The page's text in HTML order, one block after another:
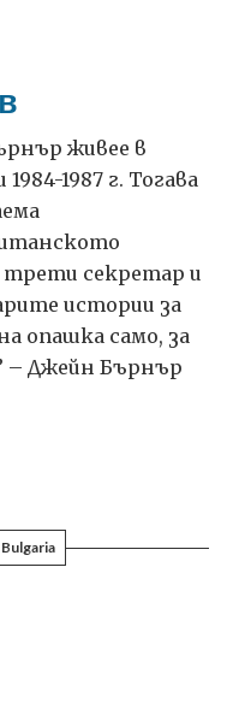
живее в
1987 г. Тогава
секретар и
истории за
опашка само, за
– Джейн Бърнър